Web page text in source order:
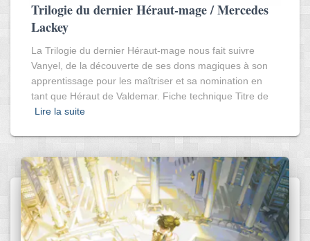
Trilogie du dernier Héraut-mage / Mercedes
Lackey
La Trilogie du dernier Héraut-mage nous fait suivre
Vanyel, de la découverte de ses dons magiques à son
apprentissage pour les maîtriser et sa nomination en
tant que Héraut de Valdemar. Fiche technique Titre de
Lire la suite